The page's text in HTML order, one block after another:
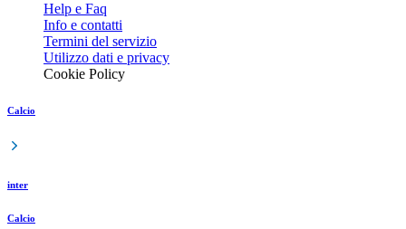
Help e Faq
Info e contatti
Termini del servizio
Utilizzo dati e privacy
Cookie Policy
Calcio
inter
Calcio